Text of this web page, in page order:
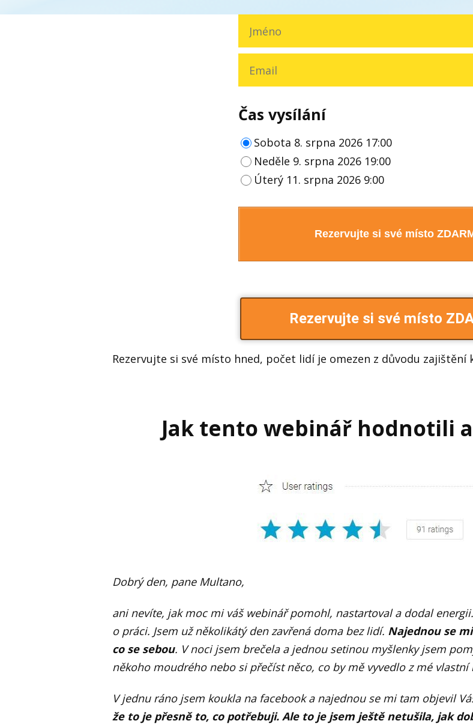
Čas vysílání
Sobota 8. srpna 2026 17:00
Neděle 9. srpna 2026 19:00
Úterý 11. srpna 2026 9:00
Rezervujte si své místo
Rezervujte si své místo
Rezervujte si své místo hned, počet lidí je omezen z důvodu zajištění
Jak tento webinář hodnotili
Dobrý den, pane Multano,
ani nevíte, jak moc mi váš webinář pomohl, nastartoval a dodal
o práci. Jsem už několikátý den zavřená doma bez lidí. Najednou se
co se sebou. V noci jsem brečela a jednou setinou myšlenky jsem
někoho moudrého nebo si přečíst něco, co by mě vyvedlo z mé vlastní
V jednu ráno jsem koukla na facebook a najednou se mi tam objevil
že to je přesně to, co potřebuji. Ale to je jsem ještě netušila, jak